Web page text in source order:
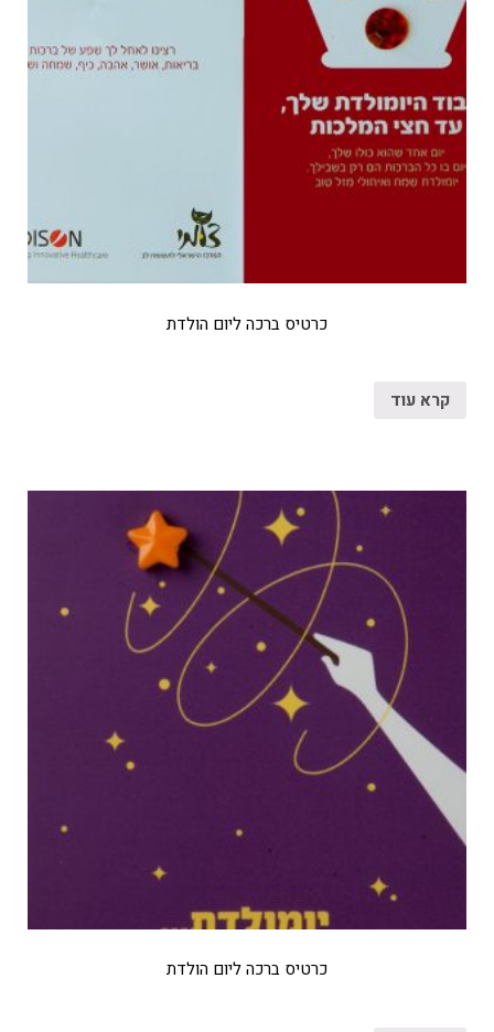
כרטיס ברכה ליום הולדת
קרא עוד
כרטיס ברכה ליום הולדת